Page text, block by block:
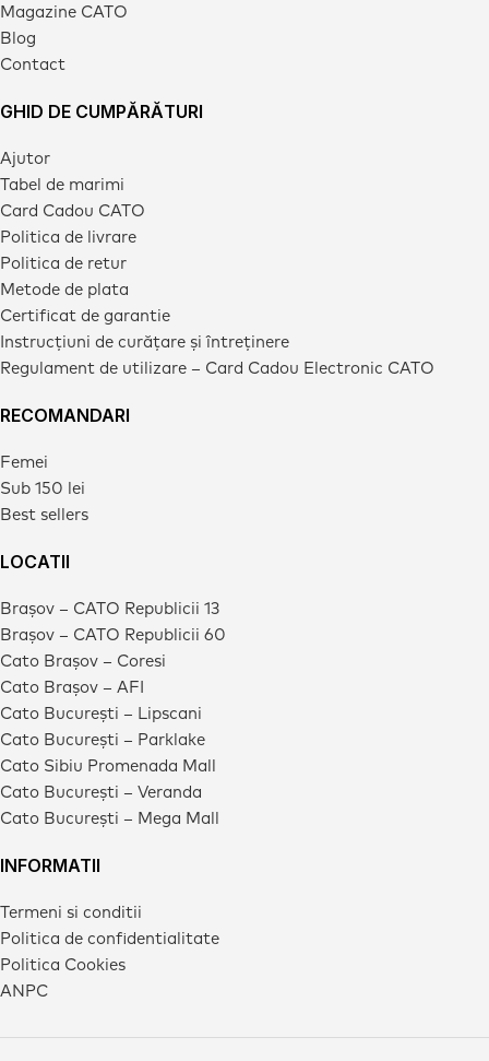
Magazine CATO
Blog
Contact
GHID DE CUMPĂRĂTURI
Ajutor
Tabel de marimi
Card Cadou CATO
Politica de livrare
Politica de retur
Metode de plata
Certificat de garantie
Instrucțiuni de curățare și întreținere
Regulament de utilizare – Card Cadou Electronic CATO
RECOMANDARI
Femei
Sub 150 lei
Best sellers
LOCATII
Brașov – CATO Republicii 13
Brașov – CATO Republicii 60
Cato Brașov – Coresi
Cato Brașov – AFI
Cato București – Lipscani
Cato București – Parklake
Cato Sibiu Promenada Mall
Cato București – Veranda
Cato București – Mega Mall
INFORMATII
Termeni si conditii
Politica de confidentialitate
Politica Cookies
ANPC